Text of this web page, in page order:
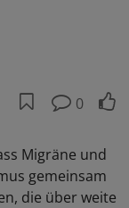
0
Migräne und
gemeinsam
die über weite